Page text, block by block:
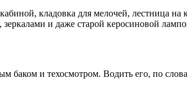
кладовка для мелочей, лестница на
и даже старой керосиновой
баком и техосмотром. Водить его, по